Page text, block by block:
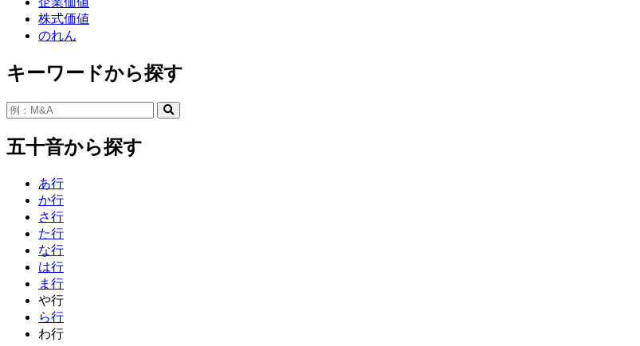
株式価値
のれん
キーワードから探す
五十音から探す
あ行
か行
さ行
た行
な行
は行
ま行
や行
ら行
わ行